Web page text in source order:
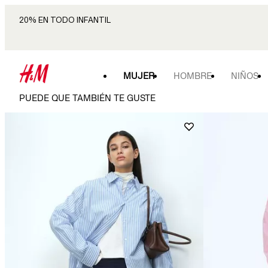
20% EN TODO INFANTIL
MUJER HOMBRE NIÑOS
PUEDE QUE TAMBIÉN TE GUSTE